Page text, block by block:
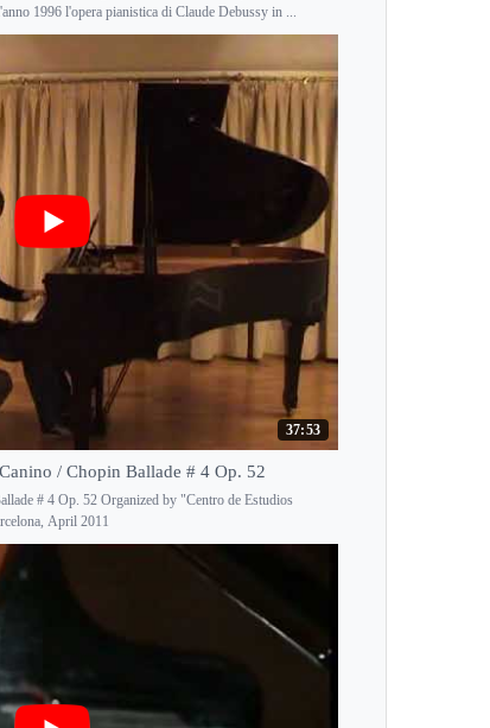
1996 l'opera pianistica di Claude Debussy in ...
37:53
/ Chopin Ballade # 4 Op. 52
# 4 Op. 52 Organized by "Centro de Estudios
April 2011